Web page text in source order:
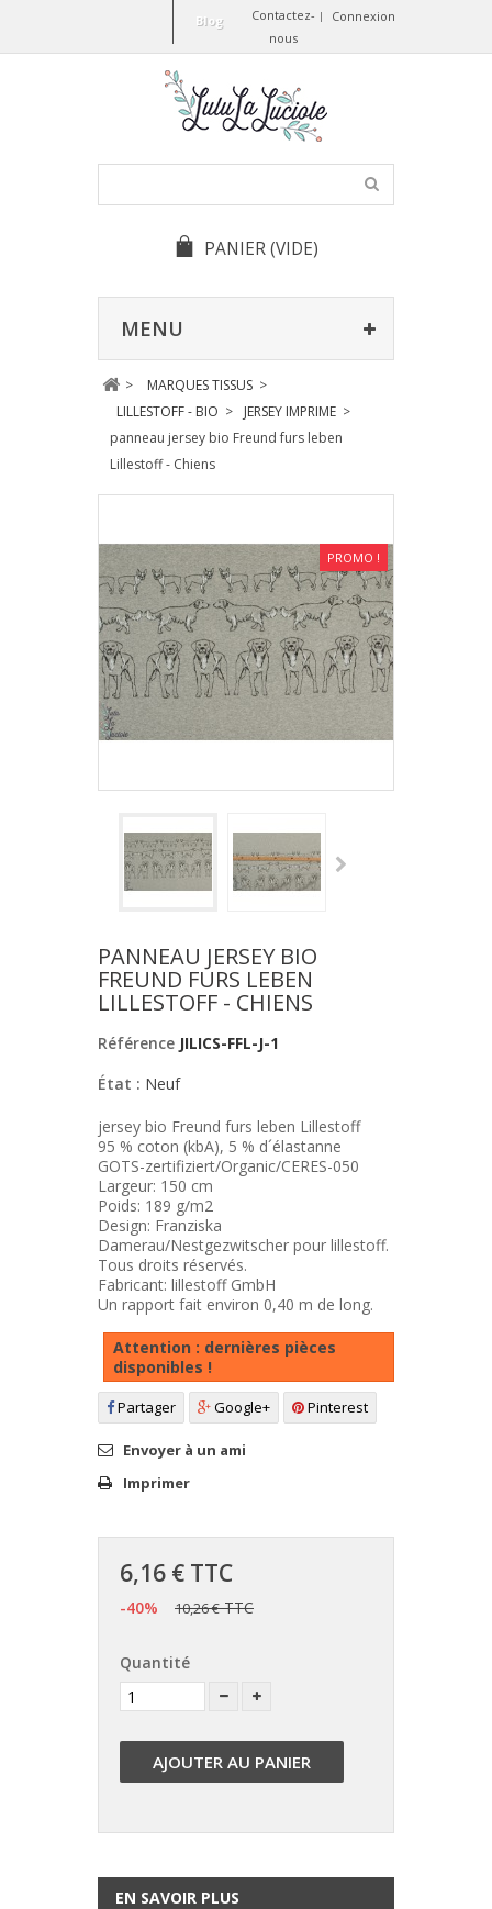
Connexion
Contactez-
nous
Blog
PANIER(VIDE)
MENU
> MARQUES TISSUS >
LILLESTOFF - BIO > JERSEY IMPRIME >
panneau jersey bio Freund furs leben
Lillestoff - Chiens
PROMO !
PANNEAU JERSEY BIO
FREUND FURS LEBEN
LILLESTOFF - CHIENS
Référence JILICS-FFL-J-1
État : Neuf
jersey bio Freund furs leben Lillestoff
95 % coton (kbA), 5 % d´élastanne
GOTS-zertifiziert/Organic/CERES-050
Largeur: 150 cm
Poids: 189 g/m2
Design: Franziska
Damerau/Nestgezwitscher pour lillestoff.
Tous droits réservés.
Fabricant: lillestoff GmbH
Un rapport fait environ 0,40 m de long.
Attention : dernières pièces
disponibles !
Partager Google+ Pinterest
Envoyer à un ami
Imprimer
6,16 € TTC
-40% 10,26 €TTC
Quantité
AJOUTER AU PANIER
EN SAVOIR PLUS